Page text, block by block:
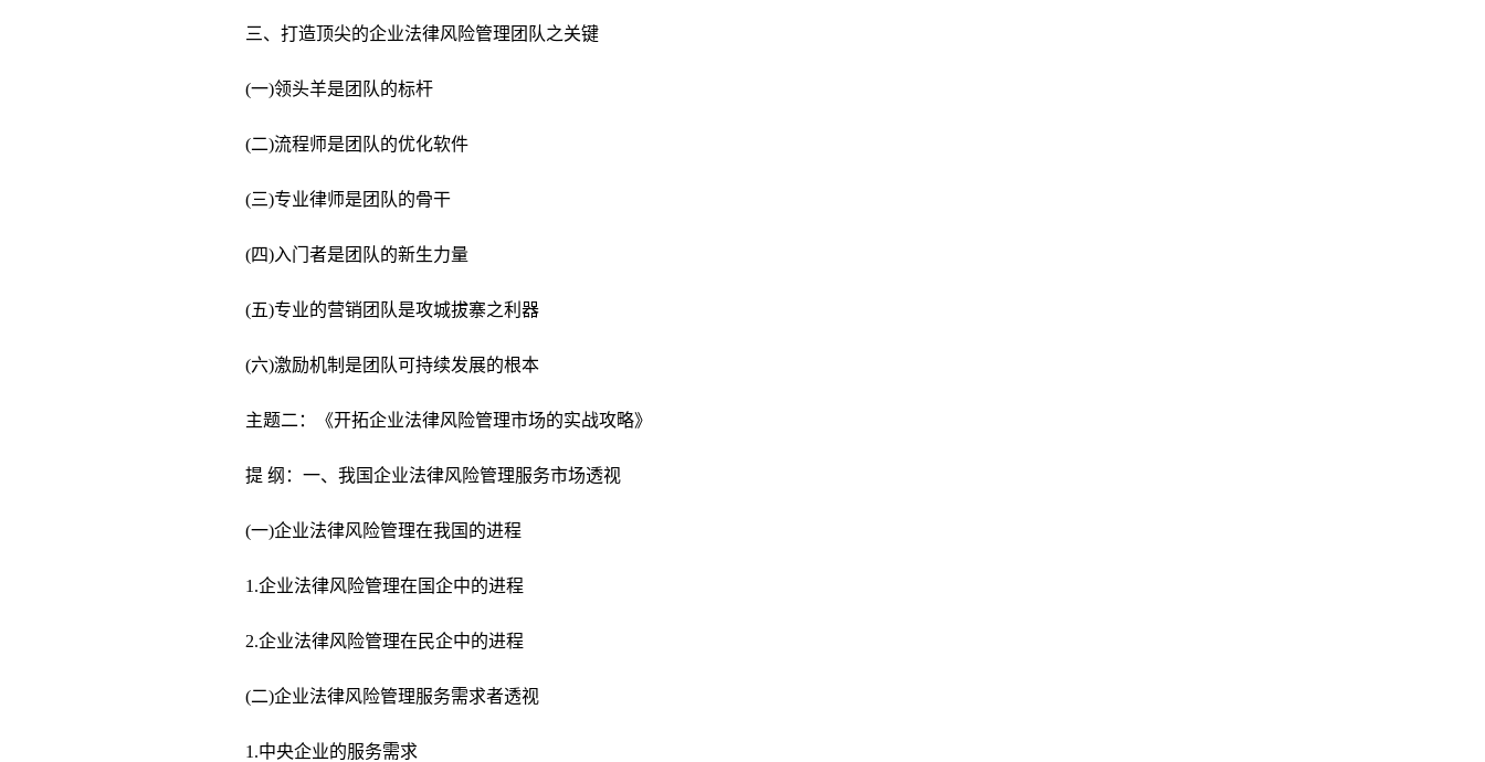
三、打造顶尖的企业法律风险管理团队之关键
(一)领头羊是团队的标杆
(二)流程师是团队的优化软件
(三)专业律师是团队的骨干
(四)入门者是团队的新生力量
(五)专业的营销团队是攻城拔寨之利器
(六)激励机制是团队可持续发展的根本
主题二：《开拓企业法律风险管理市场的实战攻略》
提 纲：一、我国企业法律风险管理服务市场透视
(一)企业法律风险管理在我国的进程
1.企业法律风险管理在国企中的进程
2.企业法律风险管理在民企中的进程
(二)企业法律风险管理服务需求者透视
1.中央企业的服务需求